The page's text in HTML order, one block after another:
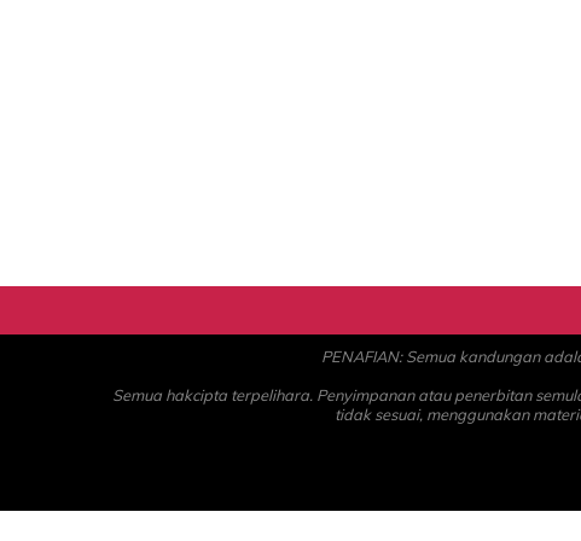
PENAFIAN: Semua kandungan
Semua hakcipta terpelihara. Penyimpanan atau penerbitan
tidak sesuai, menggunakan